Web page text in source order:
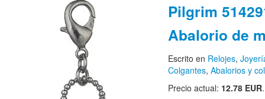
Pilgrim
Abalorio de
Escrito en Relojes,
Colgantes, Abalorios y
Precio actual: 12.78 EUR.